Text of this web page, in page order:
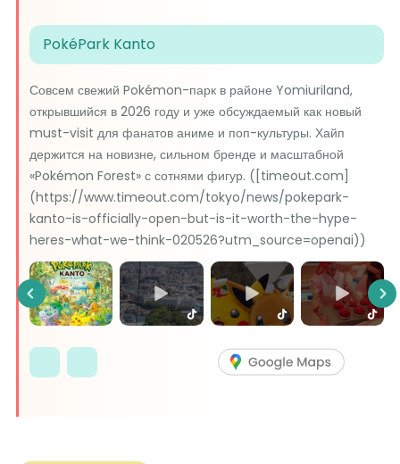
PokéPark Kanto
Совсем свежий Pokémon-парк в районе Yomiuriland,
открывшийся в 2026 году и уже обсуждаемый как новый
must-visit для фанатов аниме и поп-культуры. Хайп
держится на новизне, сильном бренде и масштабной
«Pokémon Forest» с сотнями фигур. ([timeout.com]
(https://www.timeout.com/tokyo/news/pokepark-
kanto-is-officially-open-but-is-it-worth-the-hype-
heres-what-we-think-020526?utm_source=openai))
Previous